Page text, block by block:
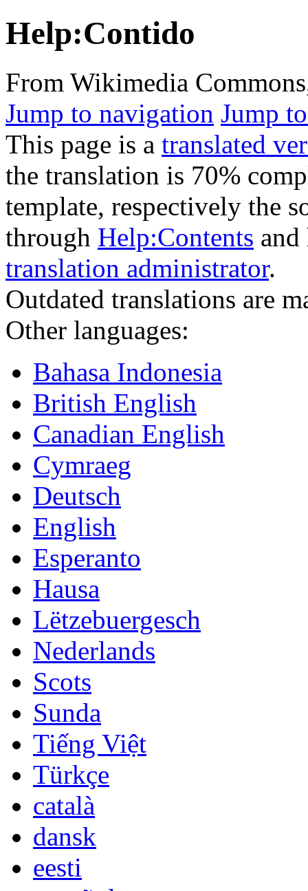
Help:Contido
From Wikimedia
Jump to navigation Jump
This page is a translated
the translation is 70%
template, respectively the
through Help:Contents and
translation administrator.
Outdated translations are
Other languages:
Bahasa Indonesia
British English
Canadian English
Cymraeg
Deutsch
English
Esperanto
Hausa
Lëtzebuergesch
Nederlands
Scots
Sunda
Tiếng Việt
Türkçe
català
dansk
eesti